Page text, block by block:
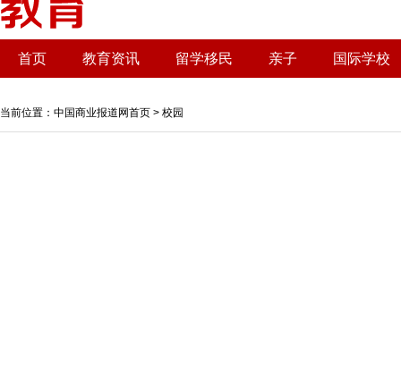
首页 教育资讯 留学移民 亲子 国际学校
当前位置： 中国商业报道网首页 > 校园